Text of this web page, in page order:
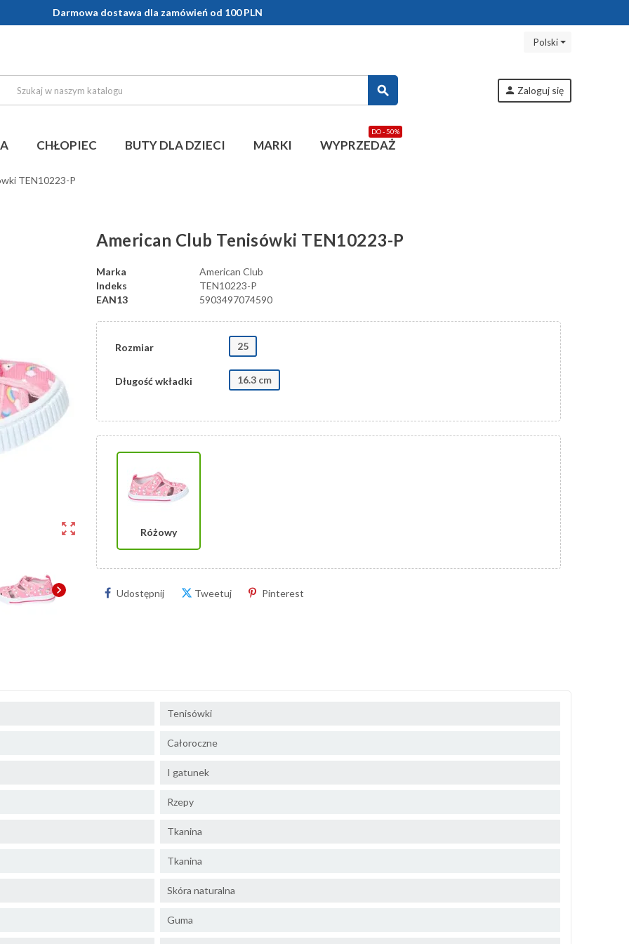
Darmowa dostawa dla zamówień od 100 PLN
Polski
search person Zaloguj się
CHŁOPIEC BUTY DLA DZIECI MARKI WYPRZEDAŻ
DO - 50%
TEN10223-P
zoom_out_map
chevron_right
American Club Tenisówki TEN10223-P
Marka
American Club
Indeks
TEN10223-P
EAN13
5903497074590
Rozmiar 25
Długość wkładki 16.3 cm
Różowy
Udostępnij Tweetuj Pinterest
Tenisówki
Całoroczne
I gatunek
Rzepy
Tkanina
Tkanina
Skóra naturalna
Guma